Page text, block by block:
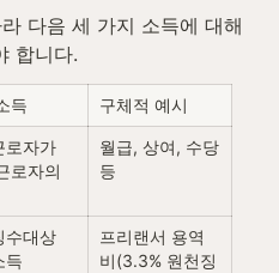
다음 세 가지 소득에 대해
합니다.
득 구체적 예시
로자가
로자의
월급, 상여, 수당
등
수대상
득
프리랜서 용역
비(3.3% 원천징